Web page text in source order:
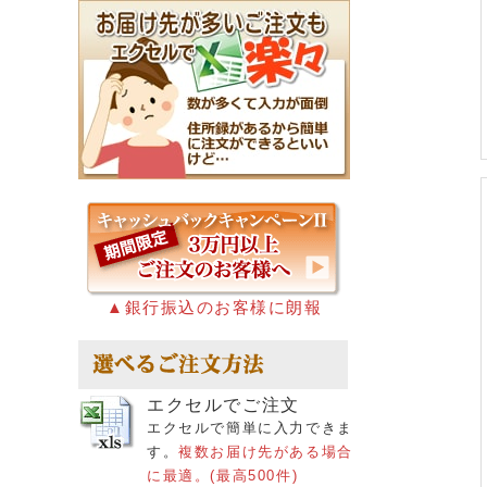
▲銀行振込のお客様に朗報
エクセルでご注文
エクセルで簡単に入力できま
す。複数お届け先がある場合
に最適。(最高500件)